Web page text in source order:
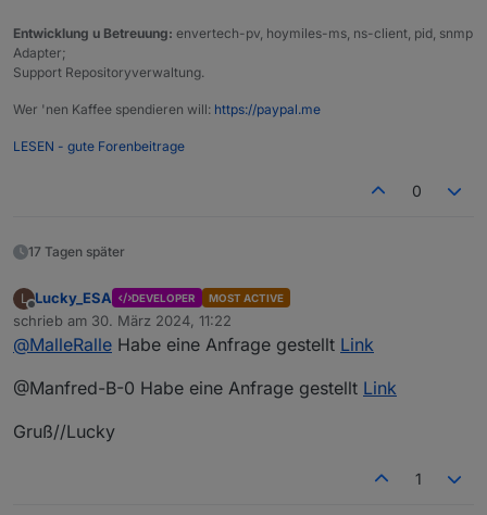
Entwicklung u Betreuung: envertech-pv, hoymiles-ms, ns-client, pid, snmp
Adapter;
Support Repositoryverwaltung.
Wer 'nen Kaffee spendieren will: https://paypal.me
LESEN - gute Forenbeitrage
0
17 Tagen später
L
Offline
Lucky_ESA DEVELOPER MOST ACTIVE
schrieb am 30. März 2024, 11:22
zuletzt editiert von
@MalleRalle Habe eine Anfrage gestellt Link
@Manfred-B-0 Habe eine Anfrage gestellt Link
Gruß//Lucky
1